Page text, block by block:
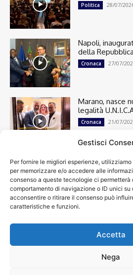
Gestisci
Per fornire le migliori esperienze,
per memorizzare e/o accedere alle
consenso a queste tecnologie ci permetterà
comportamento di navigazione o ID unici su
acconsentire o ritirare il consenso può
caratteristiche e funzioni.
Accetta
Nega
Politica 28/07/
Napoli,
della
Cronaca 27/07/
Marano, nasce
legalità
Cronaca 21/07/
Cronaca
Attualità
top
News
Cultura